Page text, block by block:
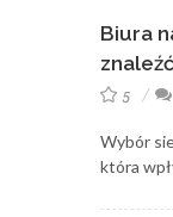
Biura
5
Wybór
która